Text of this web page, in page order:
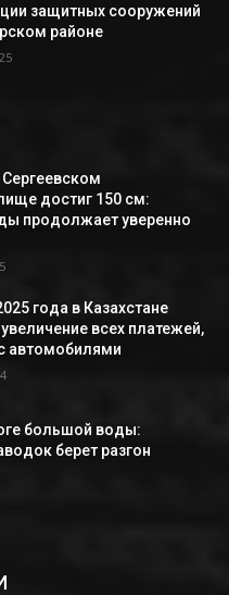
защитных сооружений
районе
достиг 150 см:
продолжает уверенно
года в Казахстане
всех платежей,
автомобилями
большой воды:
берет разгон